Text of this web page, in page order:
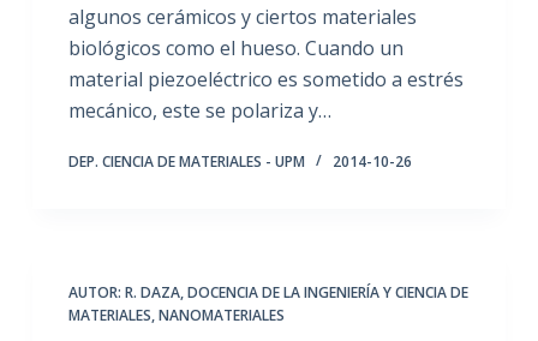
algunos cerámicos y ciertos materiales
biológicos como el hueso. Cuando un
material piezoeléctrico es sometido a estrés
mecánico, este se polariza y…
DEP. CIENCIA DE MATERIALES - UPM 2014-10-26
AUTOR: R. DAZA,DOCENCIA DE LA INGENIERÍA Y CIENCIA DE
MATERIALES,NANOMATERIALES